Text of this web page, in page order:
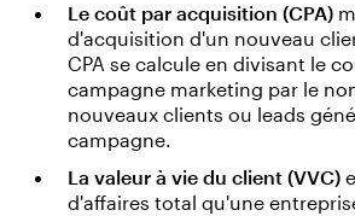
Le coût par acquisition (CPA)
d'acquisition d'un nouveau
CPA se calcule en divisant le
campagne marketing par le
nouveaux clients ou leads
campagne.
La valeur à vie du client (VVC)
d'affaires total qu'une